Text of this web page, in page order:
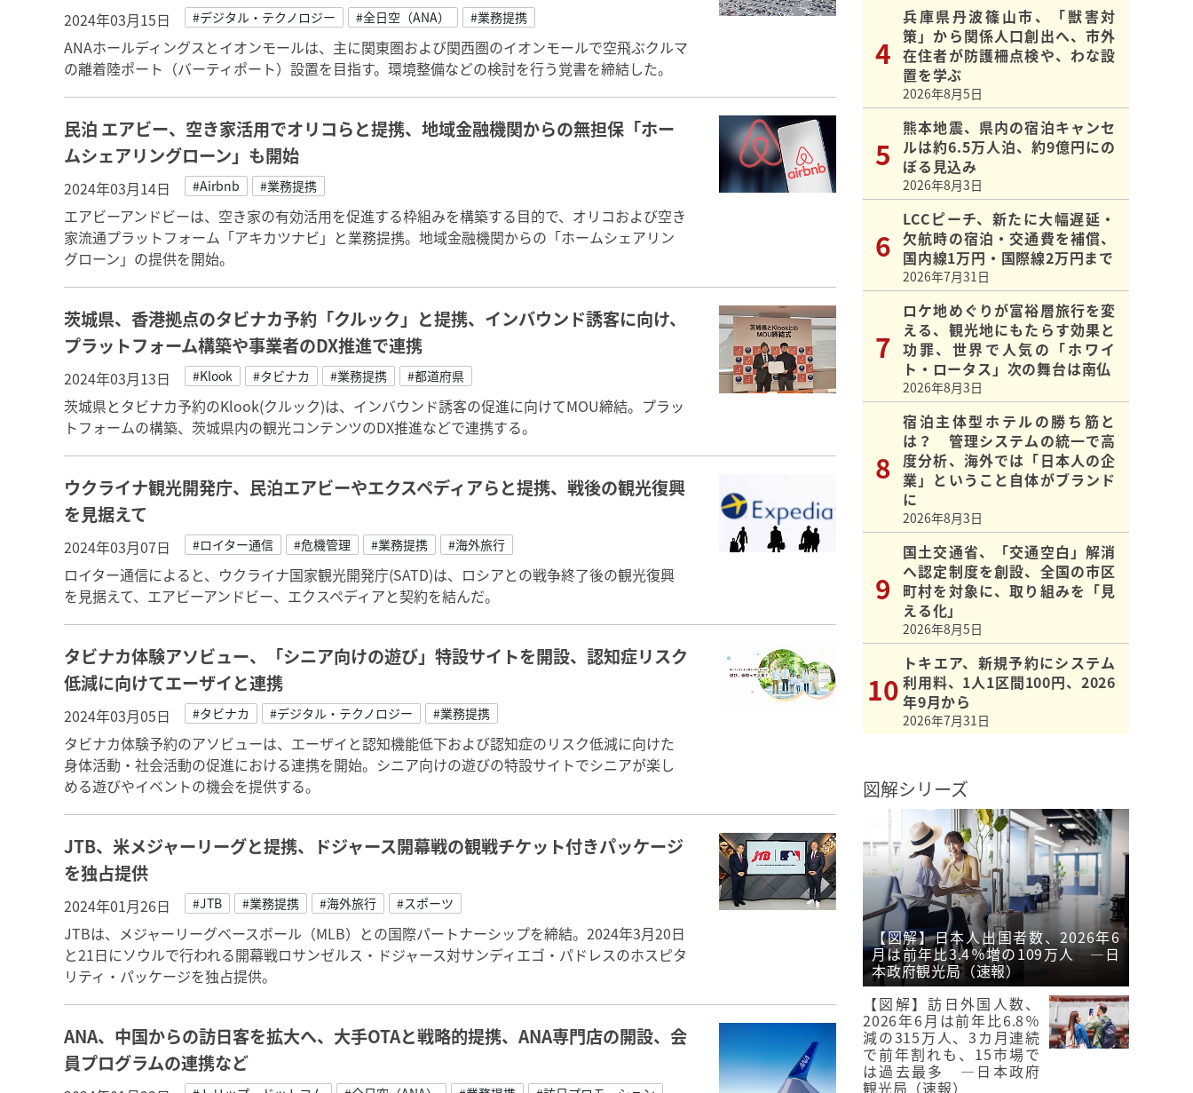
2024年03月15日 #デジタル・テクノロジー #全日空（ANA） #業務提携
ANAホールディングスとイオンモールは、主に関東圏および関西圏のイオンモールで空飛ぶクルマ
の離着陸ポート（バーティポート）設置を目指す。環境整備などの検討を行う覚書を締結した。
民泊 エアビー、空き家活用でオリコらと提携、地域金融機関からの無担保「ホー
ムシェアリングローン」も開始
2024年03月14日 #Airbnb #業務提携
エアビーアンドビーは、空き家の有効活用を促進する枠組みを構築する目的で、オリコおよび空き
家流通プラットフォーム「アキカツナビ」と業務提携。地域金融機関からの「ホームシェアリン
グローン」の提供を開始。
茨城県、香港拠点のタビナカ予約「クルック」と提携、インバウンド誘客に向け、
プラットフォーム構築や事業者のDX推進で連携
2024年03月13日 #Klook #タビナカ #業務提携 #都道府県
茨城県とタビナカ予約のKlook(クルック)は、インバウンド誘客の促進に向けてMOU締結。プラッ
トフォームの構築、茨城県内の観光コンテンツのDX推進などで連携する。
ウクライナ観光開発庁、民泊エアビーやエクスペディアらと提携、戦後の観光復興
を見据えて
2024年03月07日 #ロイター通信 #危機管理 #業務提携 #海外旅行
ロイター通信によると、ウクライナ国家観光開発庁(SATD)は、ロシアとの戦争終了後の観光復興
を見据えて、エアビーアンドビー、エクスペディアと契約を結んだ。
タビナカ体験アソビュー、「シニア向けの遊び」特設サイトを開設、認知症リスク
低減に向けてエーザイと連携
2024年03月05日 #タビナカ #デジタル・テクノロジー #業務提携
タビナカ体験予約のアソビューは、エーザイと認知機能低下および認知症のリスク低減に向けた
身体活動・社会活動の促進における連携を開始。シニア向けの遊びの特設サイトでシニアが楽し
める遊びやイベントの機会を提供する。
JTB、米メジャーリーグと提携、ドジャース開幕戦の観戦チケット付きパッケージ
を独占提供
2024年01月26日 #JTB #業務提携 #海外旅行 #スポーツ
JTBは、メジャーリーグベースボール（MLB）との国際パートナーシップを締結。2024年3月20日
と21日にソウルで行われる開幕戦ロサンゼルス・ドジャース対サンディエゴ・パドレスのホスピタ
リティ・パッケージを独占提供。
ANA、中国からの訪日客を拡大へ、大手OTAと戦略的提携、ANA専門店の開設、会
員プログラムの連携など
兵庫県丹波篠山市、「獣害対
策」から関係人口創出へ、市外
在住者が防護柵点検や、わな設
置を学ぶ
2026年8月5日
熊本地震、県内の宿泊キャンセ
ルは約6.5万人泊、約9億円にの
ぼる見込み
2026年8月3日
LCCピーチ、新たに大幅遅延・
欠航時の宿泊・交通費を補償、
国内線1万円・国際線2万円まで
2026年7月31日
ロケ地めぐりが富裕層旅行を変
える、観光地にもたらす効果と
功罪、世界で人気の「ホワイ
ト・ロータス」次の舞台は南仏
2026年8月3日
宿泊主体型ホテルの勝ち筋と
は？ 管理システムの統一で高
度分析、海外では「日本人の企
業」ということ自体がブランド
に
2026年8月3日
国土交通省、「交通空白」解消
へ認定制度を創設、全国の市区
町村を対象に、取り組みを「見
える化」
2026年8月5日
トキエア、新規予約にシステム
利用料、1人1区間100円、2026
年9月から
2026年7月31日
図解シリーズ
【図解】日本人出国者数、2026年6
月は前年比3.4％増の109万人 ―日
本政府観光局（速報）
【図解】訪日外国人数、
2026年6月は前年比6.8％
減の315万人、3カ月連続
で前年割れも、15市場で
は過去最多 ―日本政府
観光局（速報）